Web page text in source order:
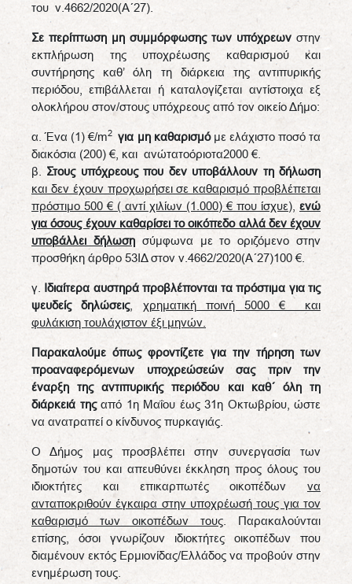
του ν.4662/2020(Α΄27).
Σε περίπτωση μη συμμόρφωσης των υπόχρεων στην
εκπλήρωση της υποχρέωσης καθαρισμού και
συντήρησης καθ’ όλη τη διάρκεια της αντιπυρικής
περιόδου, επιβάλλεται ή καταλογίζεται αντίστοιχα εξ
ολοκλήρου στον/στους υπόχρεους από τον οικείο Δήμο:
α. Ένα (1) €/m2 για μη καθαρισμό με ελάχιστο ποσό τα
διακόσια (200) €, και ανώτατοόριοτα2000 €.
β. Στους υπόχρεους που δεν υποβάλλουν τη δήλωση
και δεν έχουν προχωρήσει σε καθαρισμό προβλέπεται
πρόστιμο 500 € ( αντί χιλίων (1.000) € που ίσχυε) ενώ
για όσους έχουν καθαρίσει το οικόπεδο αλλά δεν έχουν
υποβάλλει δήλωσησύμφωνα με το οριζόμενο στην
προσθήκη άρθρο 53ΙΔ στον ν.4662/2020(Α΄27)100 €.
γ. Ιδιαίτερα αυστηρά προβλέπονται τα πρόστιμα για τις
ψευδείς δηλώσεις, χρηματική ποινή 5000 € και
φυλάκιση τουλάχιστον έξι μηνών.
Παρακαλούμε όπως φροντίζετε για την τήρηση των
προαναφερόμενων υποχρεώσεών σας πριν την
έναρξη της αντιπυρικής περιόδου και καθ΄ όλη τη
διάρκειά τηςαπό 1η Μαΐου έως 31η Οκτωβρίου, ώστε
να ανατραπεί ο κίνδυνος πυρκαγιάς.
Ο Δήμος μας προσβλέπει στην συνεργασία των
δημοτών του και απευθύνει έκκληση προς όλους του
ιδιοκτήτες και επικαρπωτές οικοπέδων να
ανταποκριθούν έγκαιρα στην υποχρέωσή τους για τον
καθαρισμό των οικοπέδων τους . Παρακαλούνται
επίσης, όσοι γνωρίζουν ιδιοκτήτες οικοπέδων που
διαμένουν εκτός Ερμιονίδας/Ελλάδος να προβούν στην
ενημέρωση τους.